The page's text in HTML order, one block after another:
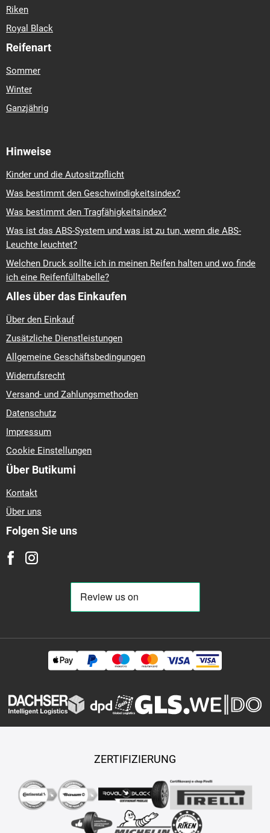
Riken
Royal Black
Reifenart
Sommer
Winter
Ganzjährig
Hinweise
Kinder und die Autositzpflicht
Was bestimmt den Geschwindigkeitsindex?
Was bestimmt den Tragfähigkeitsindex?
Was ist das ABS-System und was ist zu tun, wenn die ABS-
Leuchte leuchtet?
Welchen Druck sollte ich in meinen Reifen halten und wo finde
ich eine Reifenfülltabelle?
Alles über das Einkaufen
Über den Einkauf
Zusätzliche Dienstleistungen
Allgemeine Geschäftsbedingungen
Widerrufsrecht
Versand- und Zahlungsmethoden
Datenschutz
Impressum
Cookie Einstellungen
Über Butikumi
Kontakt
Über uns
Folgen Sie uns
ZERTIFIZIERUNG